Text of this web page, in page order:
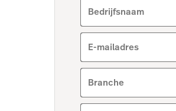
Bedrijfsnaam
E-mailadres
Branche